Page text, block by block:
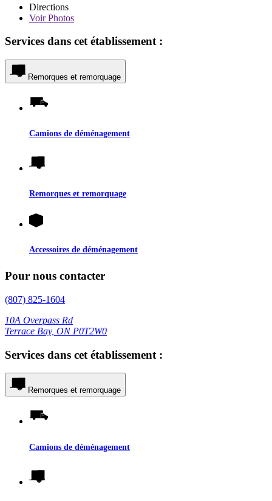
Directions
VoirPhotos
Services dans cet établissement :
Remorques et remorquage
Camions de déménagement
Remorques et remorquage
Accessoires de déménagement
Pour nous contacter
(807) 825-1604
10A Overpass Rd
Terrace Bay, ON P0T2W0
Services dans cet établissement :
Remorques et remorquage
Camions de déménagement